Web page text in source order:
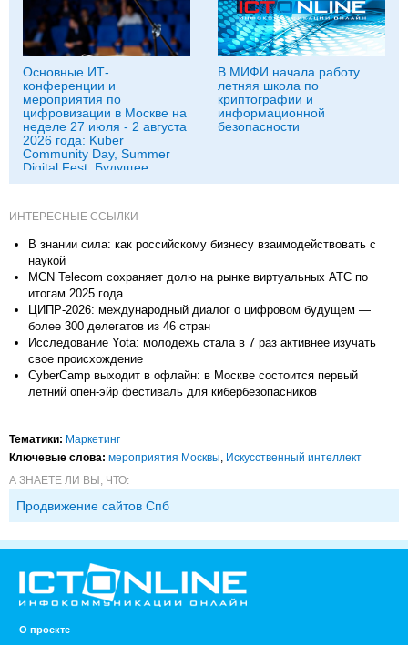
Основные ИТ-
конференции и
мероприятия по
цифровизации в Москве на
неделе 27 июля - 2 августа
2026 года: Kuber
Community Day, Summer
Digital Fest, Будущее
исследований в
В МИФИ начала работу
летняя школа по
криптографии и
информационной
безопасности
ИНТЕРЕСНЫЕ ССЫЛКИ
В знании сила: как российскому бизнесу взаимодействовать с
наукой
MCN Telecom сохраняет долю на рынке виртуальных АТС по
итогам 2025 года
ЦИПР-2026: международный диалог о цифровом будущем —
более 300 делегатов из 46 стран
Исследование Yota: молодежь стала в 7 раз активнее изучать
свое происхождение
CyberCamp выходит в офлайн: в Москве состоится первый
летний опен-эйр фестиваль для кибербезопасников
Тематики: Маркетинг
Ключевые слова: мероприятия Москвы Искусственный интеллект
А ЗНАЕТЕ ЛИ ВЫ, ЧТО:
Продвижение сайтов Спб
О проекте